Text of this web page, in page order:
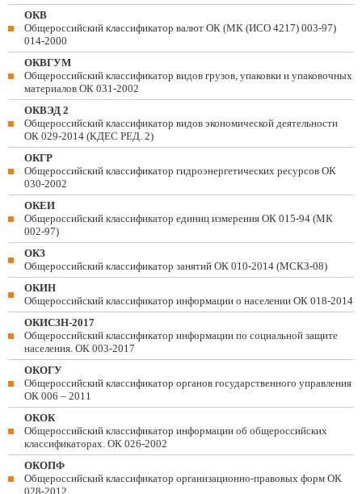
ОКВ
Общероссийский классификатор валют ОК (МК (ИСО 4217) 003-97)
014-2000
ОКВГУМ
Общероссийский классификатор видов грузов, упаковки и упаковочных
материалов ОК 031-2002
ОКВЭД 2
Общероссийский классификатор видов экономической деятельности
ОК 029-2014 (КДЕС РЕД. 2)
ОКГР
Общероссийский классификатор гидроэнергетических ресурсов ОК
030-2002
ОКЕИ
Общероссийский классификатор единиц измерения ОК 015-94 (МК
002-97)
ОКЗ
Общероссийский классификатор занятий ОК 010-2014 (МСКЗ-08)
ОКИН
Общероссийский классификатор информации о населении ОК 018-2014
ОКИСЗН-2017
Общероссийский классификатор информации по социальной защите
населения. ОК 003-2017
ОКОГУ
Общероссийский классификатор органов государственного управления
ОК 006 – 2011
ОКОК
Общероссийский классификатор информации об общероссийских
классификаторах. ОК 026-2002
ОКОПФ
Общероссийский классификатор организационно-правовых форм ОК
028-2012